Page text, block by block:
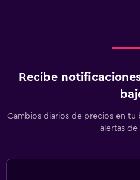
Recibe
Cambios diarios de precios en tu
alertas